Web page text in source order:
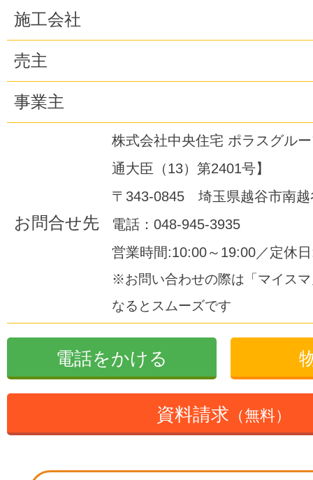
施工会社
売主
事業主
お問合せ先
株式会社中央住宅 ポラスグル
通大臣（13）第2401号】
〒343-0845 埼玉県越谷市南越
電話：048-945-3935
営業時間:10:00～19:00／定休
※お問い合わせの際は「マイス
なるとスムーズです
電話をかける
資料請求 （無料）